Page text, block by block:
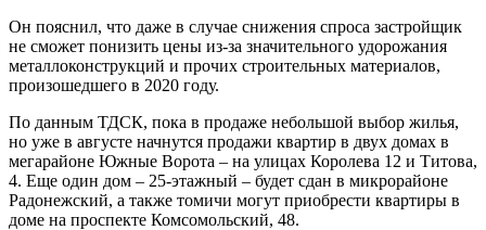
Он пояснил, что даже в случае снижения спроса застройщик
не сможет понизить цены из-за значительного удорожания
металлоконструкций и прочих строительных материалов,
произошедшего в 2020 году.
По данным ТДСК, пока в продаже небольшой выбор жилья,
но уже в августе начнутся продажи квартир в двух домах в
мегарайоне Южные Ворота – на улицах Королева 12 и Титова,
4. Еще один дом – 25-этажный – будет сдан в микрорайоне
Радонежский, а также томичи могут приобрести квартиры в
доме на проспекте Комсомольский, 48.